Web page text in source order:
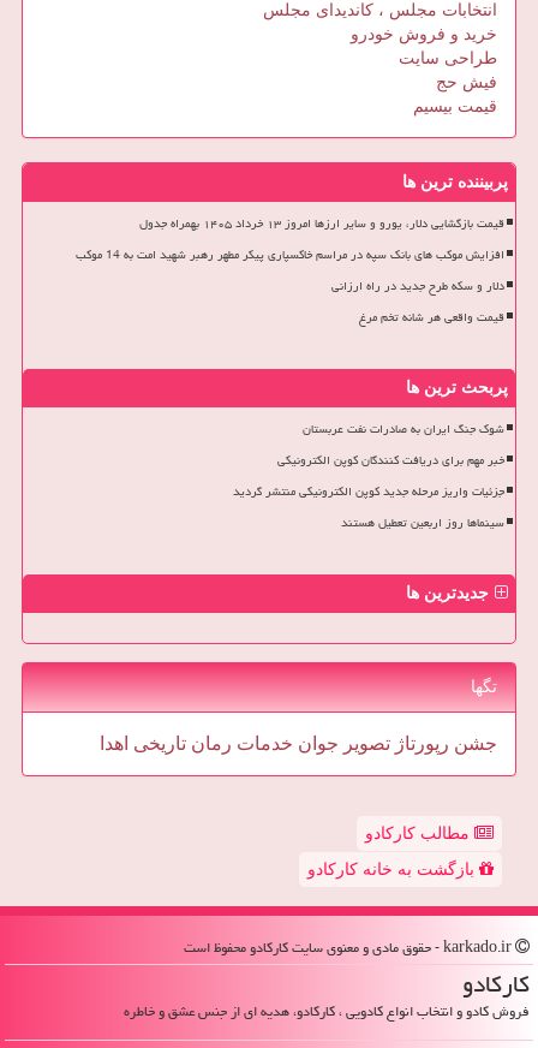
انتخابات مجلس ، کاندیدای مجلس
خرید و فروش خودرو
طراحی سایت
فیش حج
قیمت بیسیم
پربیننده ترین ها
قیمت بازگشایی دلار، یورو و سایر ارزها امروز ۱۳ خرداد ۱۴۰۵ بهمراه جدول
افزایش موکب های بانک سپه در مراسم خاکسپاری پیکر مطهر رهبر شهید امت به 14 موکب
دلار و سکه طرح جدید در راه ارزانی
قیمت واقعی هر شانه تخم مرغ
پربحث ترین ها
شوک جنگ ایران به صادرات نفت عربستان
خبر مهم برای دریافت کنندگان کوپن الکترونیکی
جزئیات واریز مرحله جدید کوپن الکترونیکی منتشر گردید
سینماها روز اربعین تعطیل هستند
جدیدترین ها
تگها
جشن رپورتاژ تصویر جوان خدمات رمان تاریخی اهدا
مطالب کارکادو
بازگشت به خانه کارکادو
كاركادو
فروش کادو و انتخاب انواع کادویی ، کارکادو، هدیه ای از جنس عشق و خاطره